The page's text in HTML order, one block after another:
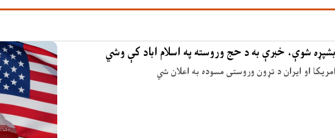
شوې، خبرې به د حج وروسته په اسلام اباد کې وشي
او ایران د تړون وروستی مسوده به اعلان شي